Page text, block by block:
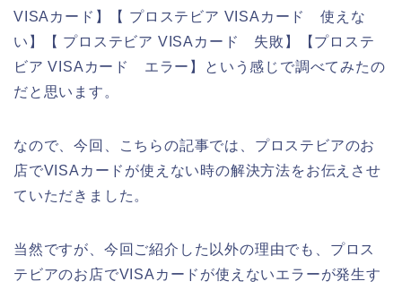
VISAカード】【 プロステビア VISAカード 使えな
い】【 プロステビア VISAカード 失敗】【プロステ
ビア VISAカード エラー】という感じで調べてみたの
だと思います。
なので、今回、こちらの記事では、プロステビアのお
店でVISAカードが使えない時の解決方法をお伝えさせ
ていただきました。
当然ですが、今回ご紹介した以外の理由でも、プロス
テビアのお店でVISAカードが使えないエラーが発生す